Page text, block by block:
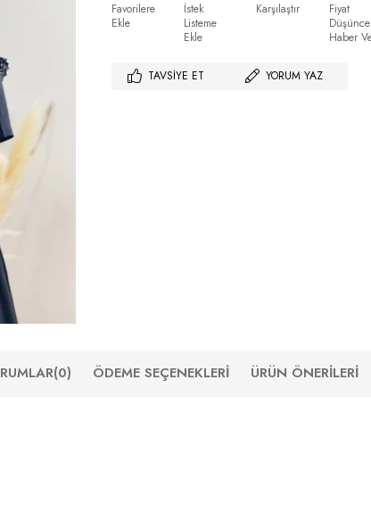
Favorilere
Ekle
İstek
Listeme
Ekle
Karşılaştır
Fiyat
Düşünce
Haber
TAVSIYE ET YORUM YAZ
(0) ÖDEME SEÇENEKLERI ÜRÜN ÖNERILERI